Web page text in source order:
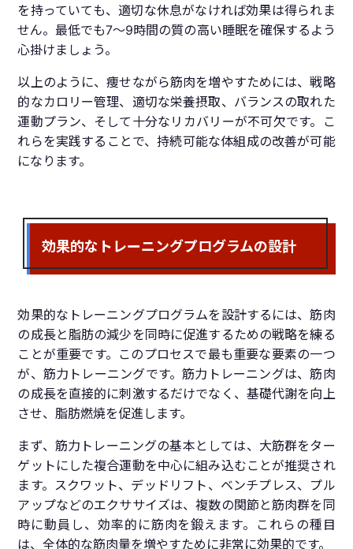
を持っていても、適切な休息がなければ効果は得られま
せん。最低でも7～9時間の質の高い睡眠を確保するよう
心掛けましょう。
以上のように、痩せながら筋肉を増やすためには、戦略
的なカロリー管理、適切な栄養摂取、バランスの取れた
運動プラン、そして十分なリカバリーが不可欠です。こ
れらを実践することで、持続可能な体組成の改善が可能
になります。
効果的なトレーニングプログラムの設計
効果的なトレーニングプログラムを設計するには、筋肉
の成長と脂肪の減少を同時に促進するための戦略を練る
ことが重要です。このプロセスで最も重要な要素の一つ
が、筋力トレーニングです。筋力トレーニングは、筋肉
の成長を直接的に刺激するだけでなく、基礎代謝を向上
させ、脂肪燃焼を促進します。
まず、筋力トレーニングの基本としては、大筋群をター
ゲットにした複合運動を中心に組み込むことが推奨され
ます。スクワット、デッドリフト、ベンチプレス、プル
アップなどのエクササイズは、複数の関節と筋肉群を同
時に動員し、効率的に筋肉を鍛えます。これらの種目
は、全体的な筋肉量を増やすために非常に効果的です。